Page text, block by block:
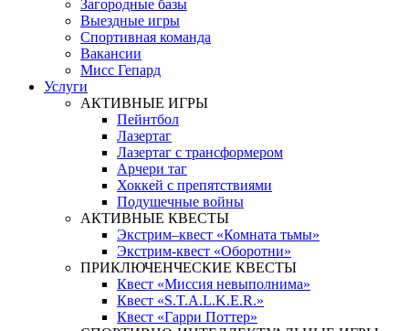
Загородные базы
Выездные игры
Спортивная команда
Вакансии
Мисс Гепард
Услуги
АКТИВНЫЕ ИГРЫ
Пейнтбол
Лазертаг
Лазертаг с трансформером
Арчери таг
Хоккей с препятствиями
Подушечные войны
АКТИВНЫЕ КВЕСТЫ
Экстрим–квест «Комната тьмы»
Экстрим-квест «Оборотни»
ПРИКЛЮЧЕНЧЕСКИЕ КВЕСТЫ
Квест «Миссия невыполнима»
Квест «S.T.A.L.K.E.R.»
Квест «Гарри Поттер»